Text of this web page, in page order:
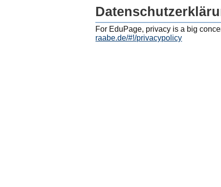
For EduPage, privacy is a big
raabe.de/#!/privacypolicy